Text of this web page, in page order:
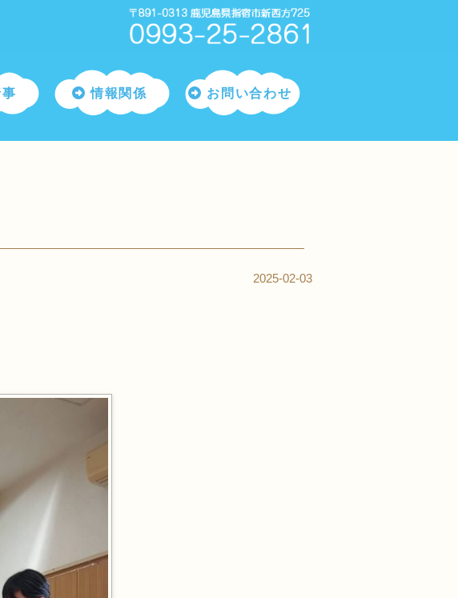
情報関係 お問い合わせ
2025-02-03